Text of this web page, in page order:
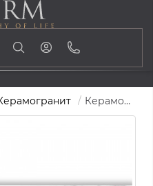
Керамогранит STURM Calacatta Ligth, 800x1600x11 мм, матовый, ST-SM01-MR-800x1600x11